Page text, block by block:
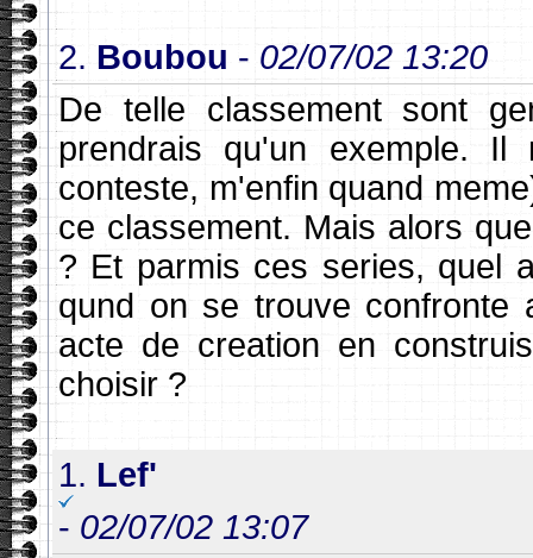
2. Boubou - 02/07/02 13:20
De telle classement sont
prendrais qu'un exemple.
conteste, m'enfin quand
ce classement. Mais alors
? Et parmis ces series, quel
qund on se trouve confronte
acte de creation en
choisir ?
1. Lef'
- 02/07/02 13:07